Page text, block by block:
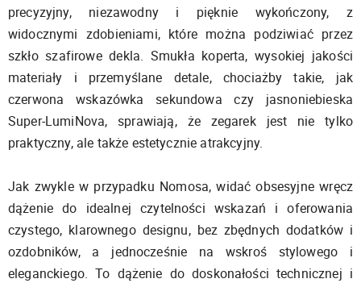
precyzyjny, niezawodny i pięknie wykończony, z
widocznymi zdobieniami, które można podziwiać przez
szkło szafirowe dekla. Smukła koperta, wysokiej jakości
materiały i przemyślane detale, chociażby takie, jak
czerwona wskazówka sekundowa czy jasnoniebieska
Super-LumiNova, sprawiają, że zegarek jest nie tylko
praktyczny, ale także estetycznie atrakcyjny.
Jak zwykle w przypadku Nomosa, widać obsesyjne wręcz
dążenie do idealnej czytelności wskazań i oferowania
czystego, klarownego designu, bez zbędnych dodatków i
ozdobników, a jednocześnie na wskroś stylowego i
eleganckiego. To dążenie do doskonałości technicznej i